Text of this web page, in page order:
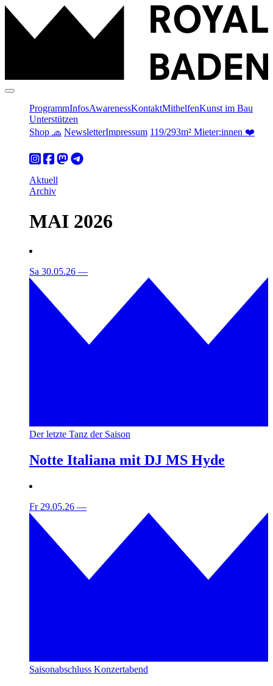
ProgrammInfosAwarenessKontaktMithelfenKunst im Bau
Unterstützen
Shop 🧢 NewsletterImpressum 119/293m² Mieter:innen ❤️
Aktuell
Archiv
MAI 2026
Sa 30.05.26 —
Der letzte Tanz der Saison
Notte Italiana mit DJ MS Hyde
Fr 29.05.26 —
Saisonabschluss Konzertabend